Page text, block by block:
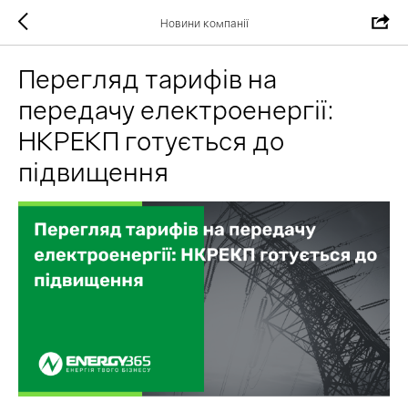
Новини компанії
Перегляд тарифів на
передачу електроенергії:
НКРЕКП готується до
підвищення